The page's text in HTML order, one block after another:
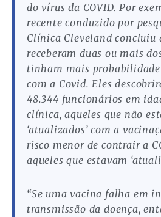
do vírus da COVID. Por
recente conduzido por
Clínica Cleveland concluiu
receberam duas ou mais
tinham mais
com a Covid. Eles
48.344 funcionários em
clínica, aqueles que não
‘atualizados’ com a
risco menor de contrair a
aqueles que estavam
“Se uma vacina falha em
transmissão da doença,